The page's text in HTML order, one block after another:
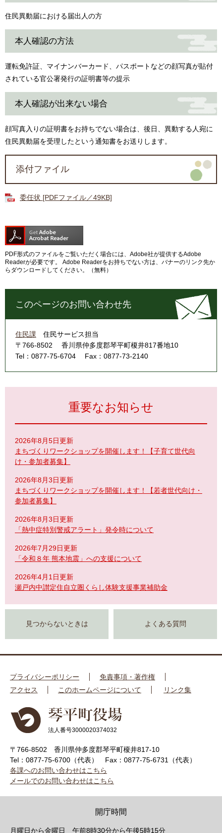
住民異動届における届出人の方
本人確認の方法
運転免許証、マイナンバーカード、パスポートなどの顔写真が貼付
されている官公署発行の証明書等の提示
本人確認が出来ない場合
顔写真入りの証明書をお持ちでない場合は、後日、異動する人宛に
住民異動届を受理したという通知書をお送りします。
添付ファイル
委任状 [PDFファイル／49KB]
PDF形式のファイルをご覧いただく場合には、Adobe社が提供するAdobe
Readerが必要です。
Adobe Readerをお持ちでない方は、バナーのリンク先か
らダウンロードしてください。（無料）
このページのお問い合わせ先
住民課
住民サービス担当
〒766-8502
香川県仲多度郡琴平町榎井817番地10
Tel：0877-75-6704
Fax：0877-73-2140
重要なお知らせ
2026年8月5日更新
まちづくりワークショップを開催します！【子育て世代向
け・参加者募集】
2026年8月3日更新
まちづくりワークショップを開催します！【若者世代向け・
参加者募集】
2026年8月3日更新
「熱中症特別警戒アラート」発令時について
2026年7月29日更新
「令和８年 熊本地震」への支援について
2026年4月1日更新
瀬戸内中讃定住自立圏くらし体験支援事業補助金
見つからないときは よくある質問
プライバシーポリシー
免責事項・著作権
アクセス
このホームページについて リンク集
法人番号3000020374032
〒766-8502 香川県仲多度郡琴平町榎井817-10
Tel：0877-75-6700（代表）
Fax：0877-75-6731（代表）
各課へのお問い合わせはこちら
メールでのお問い合わせはこちら
開庁時間
月曜日から金曜日 午前8時30分から午後5時15分